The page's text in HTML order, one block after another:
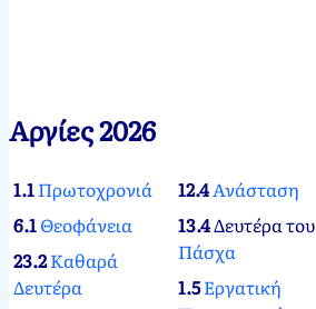
Αργίες 2026
1.1Πρωτοχρονιά
6.1Θεοφάνεια
23.2Καθαρά
Δευτέρα
12.4Ανάσταση
13.4Δευτέρα του
Πάσχα
1.5Εργατική